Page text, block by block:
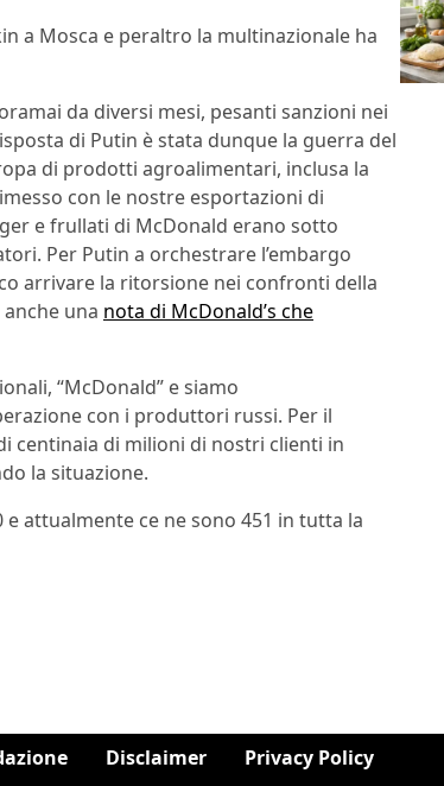
a Mosca e peraltro la multinazionale ha
da diversi mesi, pesanti sanzioni nei
di Putin è stata dunque la guerra del
di prodotti agroalimentari, inclusa la
con le nostre esportazioni di
e frullati di McDonald erano sotto
Per Putin a orchestrare l’embargo
arrivare la ritorsione nei confronti della
una nota di McDonald’s che
“McDonald” e siamo
con i produttori russi. Per il
centinaia di milioni di nostri clienti in
la situazione.
attualmente ce ne sono 451 in tutta la
Disclaimer Privacy Policy